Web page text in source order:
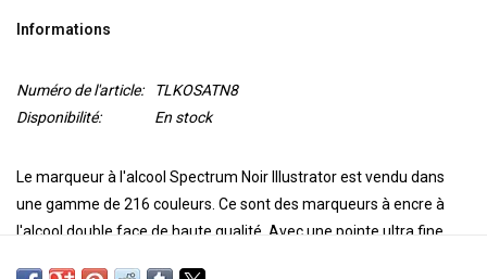
Informations
Numéro de l'article:
TLKOSATN8
Disponibilité:
En stock
Le marqueur à l'alcool Spectrum Noir Illustrator est vendu dans
une gamme de 216 couleurs. Ce sont des marqueurs à encre à
l'alcool double face de haute qualité. Avec une pointe ultra fine